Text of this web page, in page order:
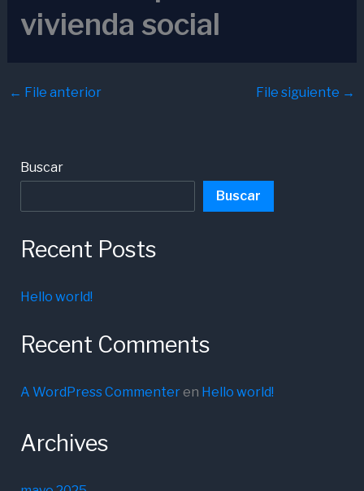
vivienda social
← File anterior File siguiente →
Buscar
Buscar
Recent Posts
Hello world!
Recent Comments
A WordPress Commenteren Hello world!
Archives